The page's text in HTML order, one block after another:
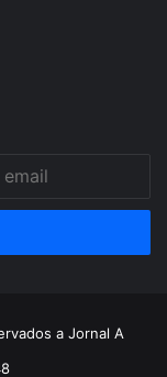
a Jornal A